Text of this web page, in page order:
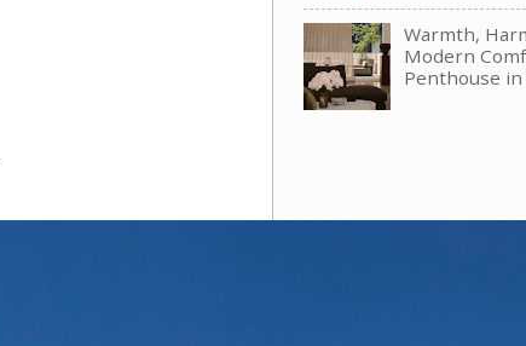
Warmth,
Modern
Penthouse